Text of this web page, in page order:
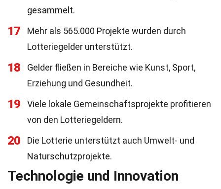
gesammelt.
17
Mehr als 565.000 Projekte wurden durch
Lotteriegelder unterstützt.
18
Gelder fließen in Bereiche wie Kunst, Sport,
Erziehung und Gesundheit.
19
Viele lokale Gemeinschaftsprojekte profitieren
von den Lotteriegeldern.
20
Die Lotterie unterstützt auch Umwelt- und
Naturschutzprojekte.
Technologie und Innovation